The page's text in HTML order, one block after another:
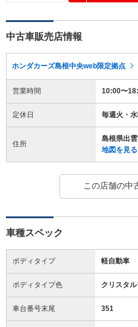
中古車販売店情報
ホンダカーズ島根中央web限定拠点
営業時間 10:00〜
定休日 毎週火・
住所
島根県出
地図を見る
この店舗の中
車種スペック
ボディタイプ 軽自動車
ボディタイプ色 クリスタ
車台番号末尾 351